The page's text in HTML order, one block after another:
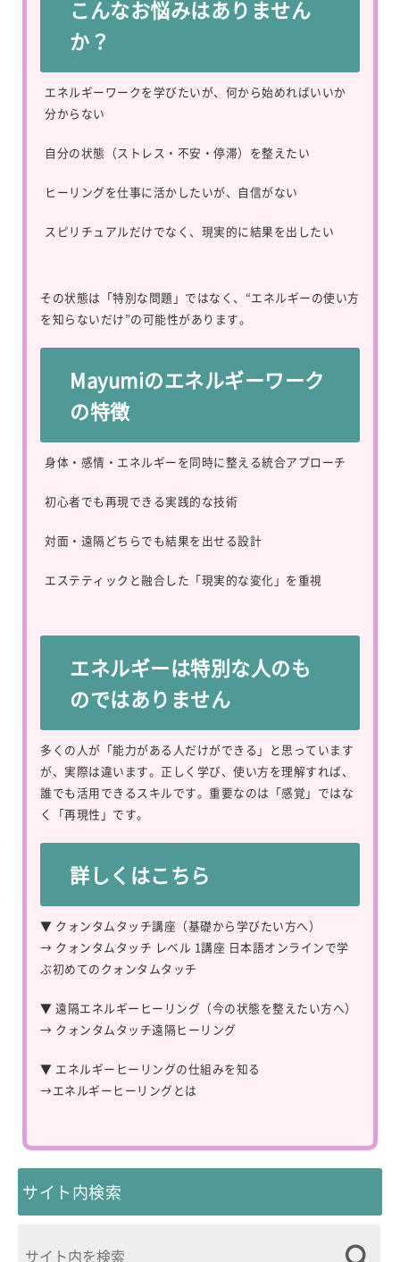
こんなお悩みはありません
か？
エネルギーワークを学びたいが、何から始めればいいか
分からない
自分の状態（ストレス・不安・停滞）を整えたい
ヒーリングを仕事に活かしたいが、自信がない
スピリチュアルだけでなく、現実的に結果を出したい
その状態は「特別な問題」ではなく、“エネルギーの使い方
を知らないだけ”の可能性があります。
Mayumiのエネルギーワーク
の特徴
身体・感情・エネルギーを同時に整える統合アプローチ
初心者でも再現できる実践的な技術
対面・遠隔どちらでも結果を出せる設計
エステティックと融合した「現実的な変化」を重視
エネルギーは特別な人のも
のではありません
多くの人が「能力がある人だけができる」と思っています
が、実際は違います。正しく学び、使い方を理解すれば、
誰でも活用できるスキルです。重要なのは「感覚」ではな
く「再現性」です。
詳しくはこちら
▼ クォンタムタッチ講座（基礎から学びたい方へ）
→ クォンタムタッチ レベル 1講座 日本語オンラインで学
ぶ初めてのクォンタムタッチ
▼ 遠隔エネルギーヒーリング（今の状態を整えたい方へ）
→ クォンタムタッチ遠隔ヒーリング
▼ エネルギーヒーリングの仕組みを知る
→ エネルギーヒーリングとは
サイト内検索